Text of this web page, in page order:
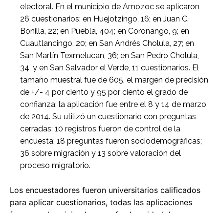
electoral. En el municipio de Amozoc se aplicaron
26 cuestionarios; en Huejotzingo, 16; en Juan C.
Bonilla, 22; en Puebla, 404; en Coronango, 9; en
Cuautlancingo, 20; en San Andrés Cholula, 27; en
San Martín Texmelucan, 36; en San Pedro Cholula,
34, y en San Salvador el Verde, 11 cuestionarios. El
tamaño muestral fue de 605, el margen de precisión
de +/- 4 por ciento y 95 por ciento el grado de
confianza; la aplicación fue entre el 8 y 14 de marzo
de 2014. Su utilizó un cuestionario con preguntas
cerradas: 10 registros fueron de control de la
encuesta; 18 preguntas fueron sociodemográficas;
36 sobre migración y 13 sobre valoración del
proceso migratorio.
Los encuestadores fueron universitarios calificados
para aplicar cuestionarios, todas las aplicaciones